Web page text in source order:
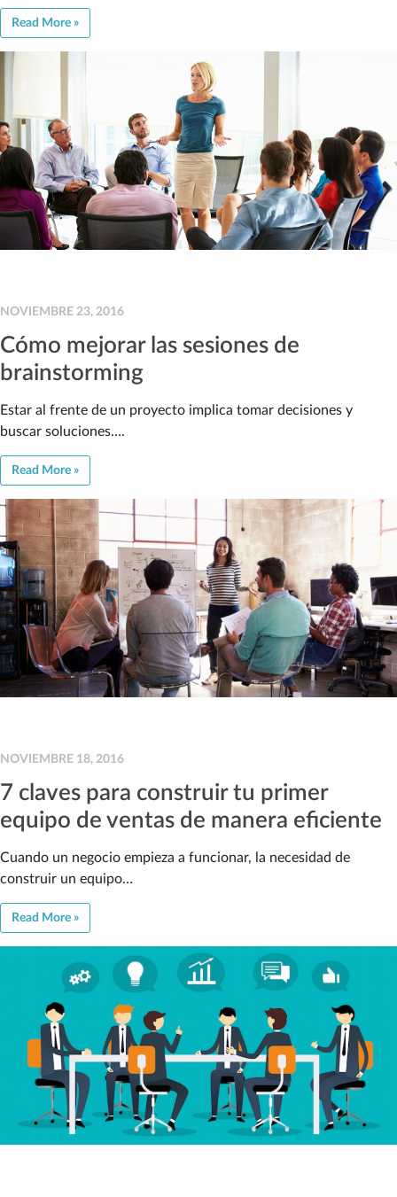
Read More »
NOVIEMBRE 23, 2016
Cómo mejorar las sesiones de
brainstorming
Estar al frente de un proyecto implica tomar decisiones y
buscar soluciones….
Read More »
NOVIEMBRE 18, 2016
7 claves para construir tu primer
equipo de ventas de manera eficiente
Cuando un negocio empieza a funcionar, la necesidad de
construir un equipo…
Read More »